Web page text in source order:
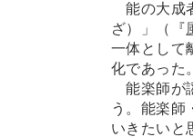
能の大成
ざ）」（『
一体として
化であった。
能楽師が
う。能楽師
いきたいと